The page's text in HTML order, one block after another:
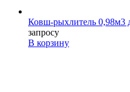
Ковш-рыхлитель 0,98м3
запросу
В корзину